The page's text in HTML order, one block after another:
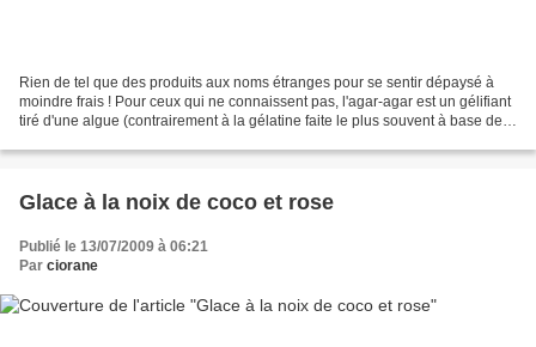
Rien de tel que des produits aux noms étranges pour se sentir dépaysé à
moindre frais ! Pour ceux qui ne connaissent pas, l'agar-agar est un gélifiant
tiré d'une algue (contrairement à la gélatine faite le plus souvent à base de
Glace à la noix de coco et rose
Publié le 13/07/2009 à 06:21
Par ciorane